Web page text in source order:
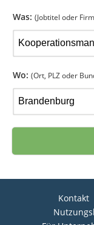
Was: (Jobtitel oder
Wo: (Ort, PLZ oder
Kontakt